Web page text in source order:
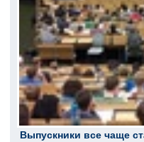
Выпускники все чаще